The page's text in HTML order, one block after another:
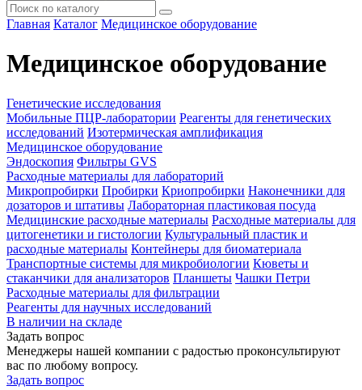
Главная Каталог Медицинское оборудование
Медицинское оборудование
Генетические исследования
Мобильные ПЦР-лаборатории Реагенты для генетических
исследований Изотермическая амплификация
Медицинское оборудование
Эндоскопия Фильтры GVS
Расходные материалы для лабораторий
Микропробирки Пробирки Криопробирки Наконечники для
дозаторов и штативы Лабораторная пластиковая посуда
Медицинские расходные материалы Расходные материалы для
цитогенетики и гистологии Культуральный пластик и
расходные материалы Контейнеры для биоматериала
Транспортные системы для микробиологии Кюветы и
стаканчики для анализаторов Планшеты Чашки Петри
Расходные материалы для фильтрации
Реагенты для научных исследований
В наличии на складе
Задать вопрос
Менеджеры нашей компании с радостью проконсультируют
вас по любому вопросу.
Задать вопрос